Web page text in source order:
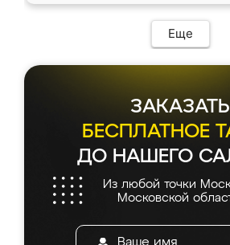
Еще
ЗАКАЗАТЬ
БЕСПЛАТНОЕ
ДО НАШЕГО
Из любой точки
Московской